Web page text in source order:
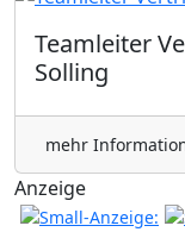
Teamleiter
Solling
mehr
Anzeige